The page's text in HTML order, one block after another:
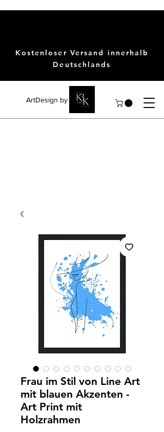
ArtDesign by KBK
Kostenloser Versand innerhalb
Deutschlands
Frau im Stil von Line Art
mit blauen Akzenten -
Art Print mit
Holzrahmen